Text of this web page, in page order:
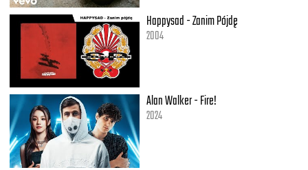
Happysad - Zanim Pójdę
2004
Alan Walker - Fire!
2024